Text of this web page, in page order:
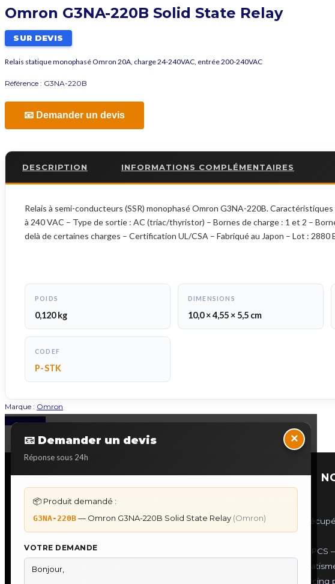
Omron G3NA-220B Solid State Relay
SUR DEVIS
Relais statique monophasé Omron 20A, charge 24-240VAC, entrée 200-240VAC
Référence : G3NA-220B
📧 Demander un devis
DESCRIPTION INFORMATIONS COMPLÉMENTAIRES
Relais à semi-conducteurs (SSR) monophasé Omron G3NA-220B.
à 240 VAC – Type de sortie : AC (triac/thyristor) – Bornes de charge : 1 et 2 –
delà de certaines charges – Certification UL/CSA – Fabriqué au Japon – Lot :
POIDS
0,120 kg
DIMENSIONS
10,0 × 4,55 × 5,5 cm
CODEF
P-STK
Marque : Omron
📧 Demander un devis
Réponse sous 24h
×
📦 Produit demandé :
G3NA-220B — Omron G3NA-220B Solid State Relay (Omron)
VOTRE DEMANDE
Back to Top
DÉPANNAGE AUTOMATES
Dépannage Siemens S7
Dépannage Omron Sysmac
Dépannage Mitsubishi Melsec
IHM Lauer PCS —
IHM Lauer GAME & PCS
Maintenance
Recherche & Sourcing